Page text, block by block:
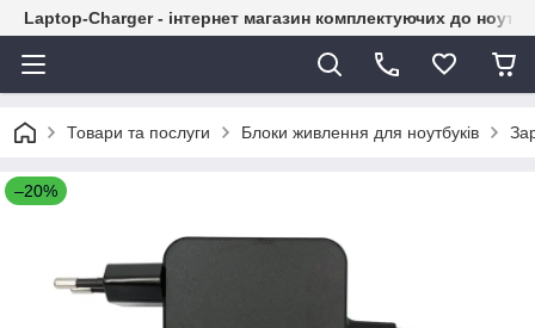
Laptop-Charger - інтернет магазин комплектуючих до
Товари та послуги Блоки живлення для ноутбуків
–20%